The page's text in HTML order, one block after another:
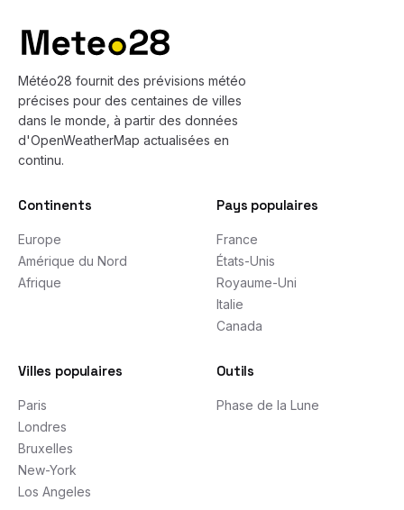
Météo28 fournit des prévisions météo
précises pour des centaines de villes
dans le monde, à partir des données
d'OpenWeatherMap actualisées en
continu.
Continents
Europe
Amérique du Nord
Afrique
Pays populaires
France
États-Unis
Royaume-Uni
Italie
Canada
Villes populaires
Paris
Londres
Bruxelles
New-York
Los Angeles
Outils
Phase de la Lune